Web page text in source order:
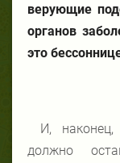
верующие
органов
это
И, наконец,
должно